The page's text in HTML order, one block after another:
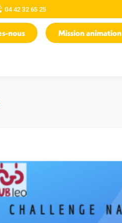
04 42 32 65 25
nous Mission animation